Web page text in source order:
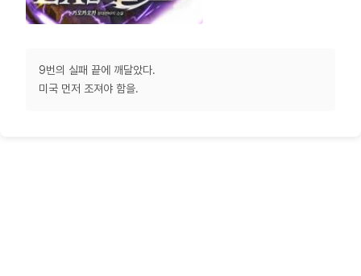
9번의 실패 끝에 깨달았다.
미국 먼저 조져야 함을.